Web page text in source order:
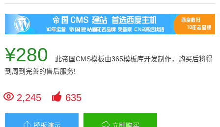
¥280 此帝国CMS模板由365模板库开发制作，购买后将得
到周到完善的售后服务!
 2,245  635
 模板演示  立即购买